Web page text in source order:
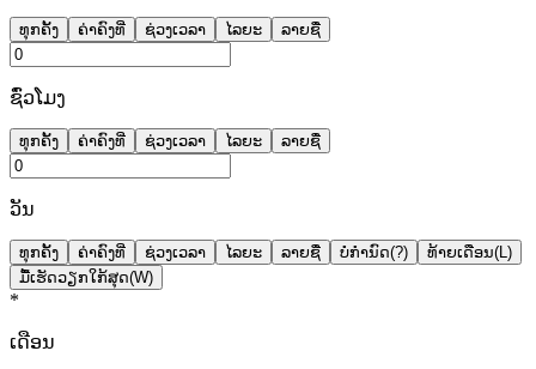
ທຸກຄັ້ງ ຄ່າຄົງທີ່ ຊ່ວງເວລາ ໄລຍະ ລາຍຊື່
ຊົ່ວໂມງ
ທຸກຄັ້ງ ຄ່າຄົງທີ່ ຊ່ວງເວລາ ໄລຍະ ລາຍຊື່
ວັນ
ທຸກຄັ້ງ ຄ່າຄົງທີ່ ຊ່ວງເວລາ ໄລຍະ ລາຍຊື່ ບໍ່ກຳນົດ(?)
ທ້າຍເດືອນ(L)
ມື້ເຮັດວຽກໃກ້ສຸດ(W)
*
ເດືອນ